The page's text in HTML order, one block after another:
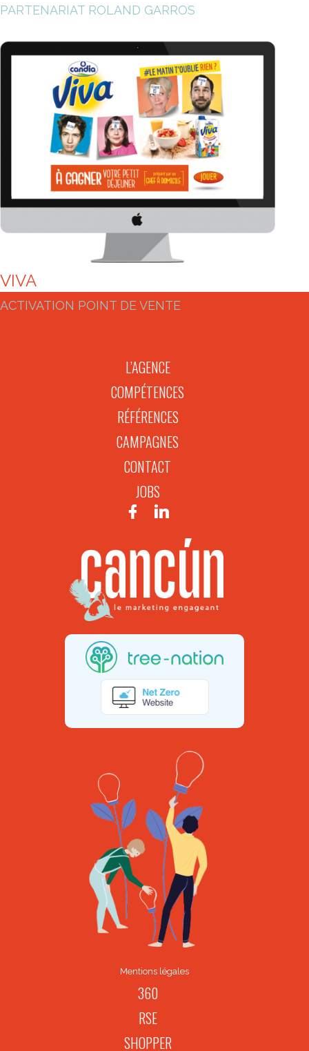
PARTENARIAT ROLAND GARROS
VIVA
ACTIVATION POINT DE VENTE
L’AGENCE
COMPÉTENCES
RÉFÉRENCES
CAMPAGNES
CONTACT
JOBS
Mentions légales
360
RSE
SHOPPER